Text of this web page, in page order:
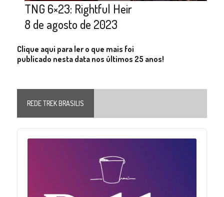
TNG 6×23: Rightful Heir
8 de agosto de 2023
Clique aqui para ler o que mais foi
publicado nesta data nos últimos 25 anos!
REDE TREK BRASILIS
Audio
Player